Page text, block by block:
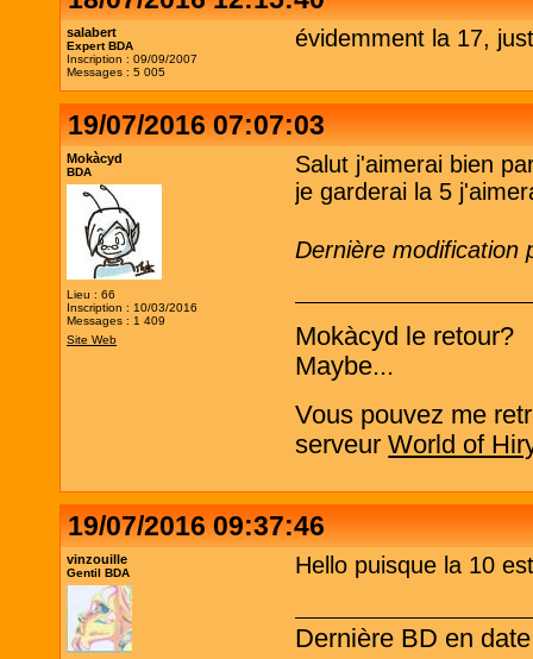
salabert
Expert BDA
Inscription : 09/09/2007
Messages : 5 005
évidemment la 17,
19/07/2016 07:07:03
Mokàcyd
BDA
Lieu : 66
Inscription : 10/03/2016
Messages : 1 409
Site Web
Salut j'aimerai bien
je garderai la 5
Dernière modification
Mokàcyd le retour?
Maybe...
Vous pouvez me
serveurWorld of
19/07/2016 09:37:46
vinzouille
Gentil BDA Hello puisque la 10
Dernière BD en